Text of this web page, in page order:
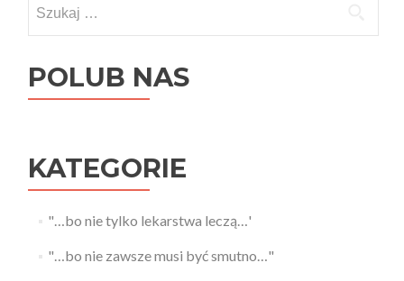
POLUB NAS
KATEGORIE
"…bo nie tylko lekarstwa leczą…'
"…bo nie zawsze musi być smutno…"